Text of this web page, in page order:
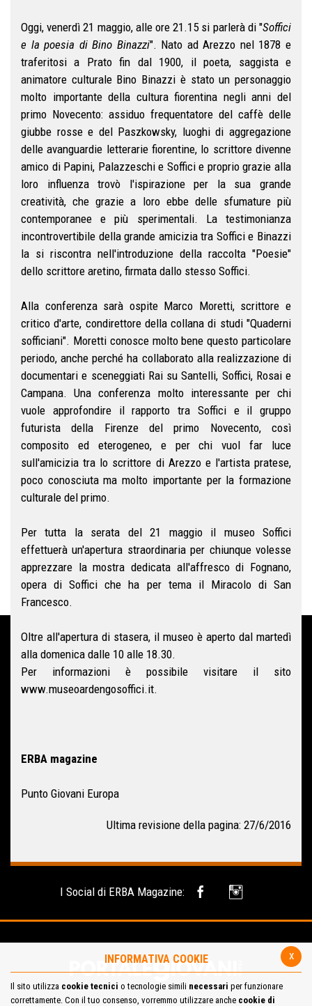
Oggi, venerdì 21 maggio, alle ore 21.15 si parlerà di "Soffici
e la poesia di Bino Binazzi". Nato ad Arezzo nel 1878 e
traferitosi a Prato fin dal 1900, il poeta, saggista e
animatore culturale Bino Binazzi è stato un personaggio
molto importante della cultura fiorentina negli anni del
primo Novecento: assiduo frequentatore del caffè delle
giubbe rosse e del Paszkowsky, luoghi di aggregazione
delle avanguardie letterarie fiorentine, lo scrittore divenne
amico di Papini, Palazzeschi e Soffici e proprio grazie alla
loro influenza trovò l'ispirazione per la sua grande
creatività, che grazie a loro ebbe delle sfumature più
contemporanee e più sperimentali. La testimonianza
incontrovertibile della grande amicizia tra Soffici e Binazzi
la si riscontra nell'introduzione della raccolta "Poesie"
dello scrittore aretino, firmata dallo stesso Soffici.
Alla conferenza sarà ospite Marco Moretti, scrittore e
critico d'arte, condirettore della collana di studi "Quaderni
sofficiani". Moretti conosce molto bene questo particolare
periodo, anche perché ha collaborato alla realizzazione di
documentari e sceneggiati Rai su Santelli, Soffici, Rosai e
Campana. Una conferenza molto interessante per chi
vuole approfondire il rapporto tra Soffici e il gruppo
futurista della Firenze del primo Novecento, così
composito ed eterogeneo, e per chi vuol far luce
sull'amicizia tra lo scrittore di Arezzo e l'artista pratese,
poco conosciuta ma molto importante per la formazione
culturale del primo.
Per tutta la serata del 21 maggio il museo Soffici
effettuerà un'apertura straordinaria per chiunque volesse
apprezzare la mostra dedicata all'affresco di Fognano,
opera di Soffici che ha per tema il Miracolo di San
Francesco.
Oltre all'apertura di stasera, il museo è aperto dal martedì
alla domenica dalle 10 alle 18.30.
Per informazioni è possibile visitare il sito
www.museoardengosoffici.it.
ERBA magazine
Punto Giovani Europa
Ultima revisione della pagina: 27/6/2016
I Social di ERBA Magazine:
x
INFORMATIVA COOKIE
Il sito utilizza cookie tecnici o tecnologie simili necessari per funzionare
correttamente. Con il tuo consenso, vorremmo utilizzare anche cookie di